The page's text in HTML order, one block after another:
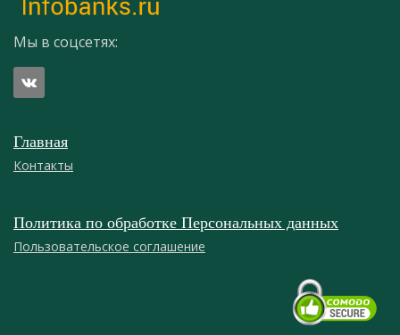
Мы в соцсетях:
Главная
Контакты
Политика по обработке Персональных данных
Пользовательское соглашение